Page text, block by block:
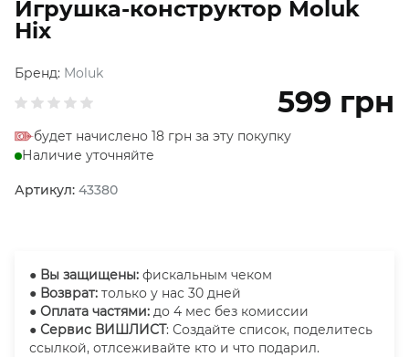
Игрушка-конструктор Moluk
Hix
Бренд: Moluk
599 грн
будет начислено 18 грн за эту покупку
Наличие уточняйте
Артикул: 43380
● Вы защищены: фискальным чеком
● Возврат: только у нас 30 дней
● Оплата частями: до 4 мес без комиссии
● Сервис ВИШЛИСТ: Создайте список, поделитесь
ссылкой, отлсеживайте кто и что подарил.